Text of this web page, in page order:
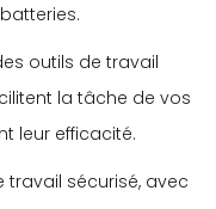
outils de travail
la tâche de vos
leur efficacité.
travail sécurisé, avec